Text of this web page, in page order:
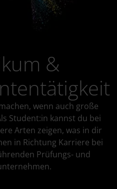
&
wenn auch große
Student:in kannst du bei
Arten zeigen, was in dir
in Richtung Karriere bei
Prüfungs- und